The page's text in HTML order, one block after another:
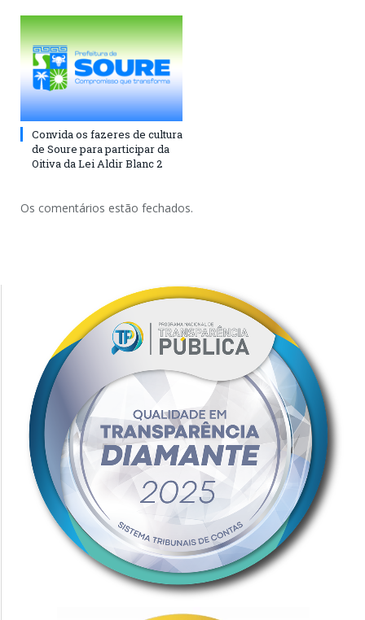
Convida os fazeres de cultura
de Soure para participar da
Oitiva da Lei Aldir Blanc 2
Os comentários estão fechados.